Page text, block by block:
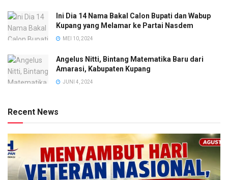
Ini Dia 14 Nama Bakal Calon Bupati dan Wabup
Kupang yang Melamar ke Partai Nasdem
MEI 10, 2024
Angelus Nitti, Bintang Matematika Baru dari
Amarasi, Kabupaten Kupang
JUNI 4, 2024
Recent News